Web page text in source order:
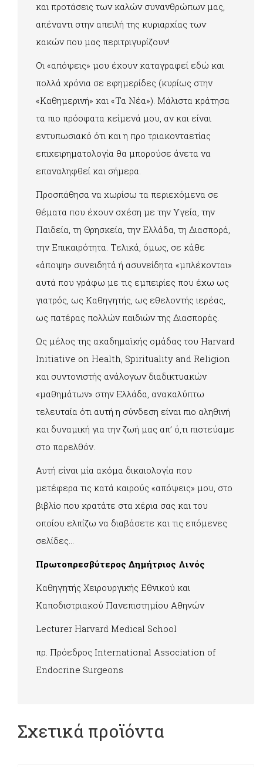
και προτάσεις των καλών συνανθρώπων μας,
απέναντι στην απειλή της κυριαρχίας των
κακών που μας περιτριγυρίζουν!
Οι «απόψεις» μου έχουν καταγραφεί εδώ και
πολλά χρόνια σε εφημερίδες (κυρίως στην
«Καθημερινή» και «Τα Νέα»). Μάλιστα κράτησα
τα πιο πρόσφατα κείμενά μου, αν και είναι
εντυπωσιακό ότι και η προ τριακονταετίας
επιχειρηματολογία θα μπορούσε άνετα να
επαναληφθεί και σήμερα.
Προσπάθησα να χωρίσω τα περιεχόμενα σε
θέματα που έχουν σχέση με την Υγεία, την
Παιδεία, τη Θρησκεία, την Ελλάδα, τη Διασπορά,
την Επικαιρότητα. Τελικά, όμως, σε κάθε
«άποψη» συνειδητά ή ασυνείδητα «μπλέκονται»
αυτά που γράφω με τις εμπειρίες που έχω ως
γιατρός, ως Καθηγητής, ως εθελοντής ιερέας,
ως πατέρας πολλών παιδιών της Διασποράς.
Ως μέλος της ακαδημαϊκής ομάδας του Harvard
Initiative on Health, Spirituality and Religion
και συντονιστής ανάλογων διαδικτυακών
«μαθημάτων» στην Ελλάδα, ανακαλύπτω
τελευταία ότι αυτή η σύνδεση είναι πιο αληθινή
και δυναμική για την ζωή μας απ’ ό,τι πιστεύαμε
στο παρελθόν.
Αυτή είναι μία ακόμα δικαιολογία που
μετέφερα τις κατά καιρούς «απόψεις» μου, στο
βιβλίο που κρατάτε στα χέρια σας και του
οποίου ελπίζω να διαβάσετε και τις επόμενες
σελίδες…
Πρωτοπρεσβύτερος Δημήτριος Λινός
Καθηγητής Χειρουργικής Εθνικού και
Καποδιστριακού Πανεπιστημίου Αθηνών
Lecturer Harvard Medical School
πρ. Πρόεδρος International Association of
Endocrine Surgeons
Σχετικά προϊόντα